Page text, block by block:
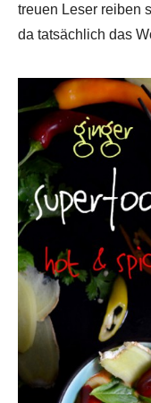
treuen Leser reiben
da tatsächlich das